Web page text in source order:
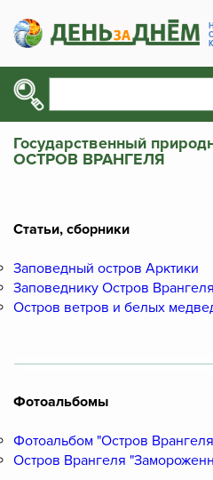
Государственный
ОСТРОВ ВРАНГЕЛЯ
Статьи, сборники
Заповедный остров Арктики
Заповеднику Остров
Остров ветров и белых
Фотоальбомы
Фотоальбом "Остров
Остров Врангеля